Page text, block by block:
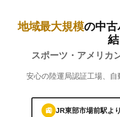
地域最大規模の中
結
スポーツ・アメリカ
安心の陸運局認証工場、
🚉 JR東部市場前駅よ